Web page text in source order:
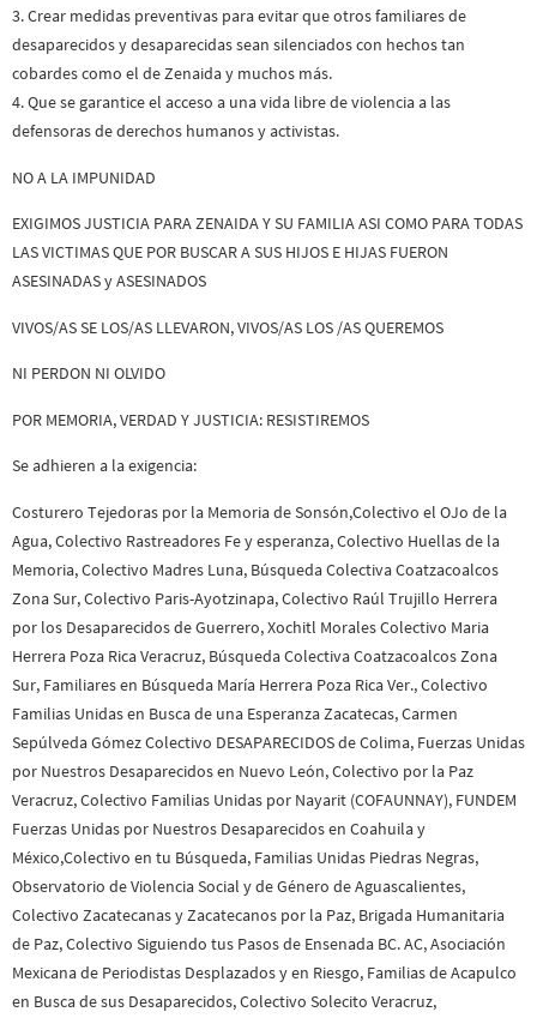
3. Crear medidas preventivas para evitar que otros familiares de
desaparecidos y desaparecidas sean silenciados con hechos tan
cobardes como el de Zenaida y muchos más.
4. Que se garantice el acceso a una vida libre de violencia a las
defensoras de derechos humanos y activistas.
NO A LA IMPUNIDAD
EXIGIMOS JUSTICIA PARA ZENAIDA Y SU FAMILIA ASI COMO PARA TODAS
LAS VICTIMAS QUE POR BUSCAR A SUS HIJOS E HIJAS FUERON
ASESINADAS y ASESINADOS
VIVOS/AS SE LOS/AS LLEVARON, VIVOS/AS LOS /AS QUEREMOS
NI PERDON NI OLVIDO
POR MEMORIA, VERDAD Y JUSTICIA: RESISTIREMOS
Se adhieren a la exigencia:
Costurero Tejedoras por la Memoria de Sonsón,Colectivo el OJo de la
Agua, Colectivo Rastreadores Fe y esperanza, Colectivo Huellas de la
Memoria, Colectivo Madres Luna, Búsqueda Colectiva Coatzacoalcos
Zona Sur, Colectivo Paris-Ayotzinapa, Colectivo Raúl Trujillo Herrera
por los Desaparecidos de Guerrero, Xochitl Morales Colectivo Maria
Herrera Poza Rica Veracruz, Búsqueda Colectiva Coatzacoalcos Zona
Sur, Familiares en Búsqueda María Herrera Poza Rica Ver., Colectivo
Familias Unidas en Busca de una Esperanza Zacatecas, Carmen
Sepúlveda Gómez Colectivo DESAPARECIDOS de Colima, Fuerzas Unidas
por Nuestros Desaparecidos en Nuevo León, Colectivo por la Paz
Veracruz, Colectivo Familias Unidas por Nayarit (COFAUNNAY), FUNDEM
Fuerzas Unidas por Nuestros Desaparecidos en Coahuila y
México,Colectivo en tu Búsqueda, Familias Unidas Piedras Negras,
Observatorio de Violencia Social y de Género de Aguascalientes,
Colectivo Zacatecanas y Zacatecanos por la Paz, Brigada Humanitaria
de Paz, Colectivo Siguiendo tus Pasos de Ensenada BC. AC, Asociación
Mexicana de Periodistas Desplazados y en Riesgo, Familias de Acapulco
en Busca de sus Desaparecidos, Colectivo Solecito Veracruz,